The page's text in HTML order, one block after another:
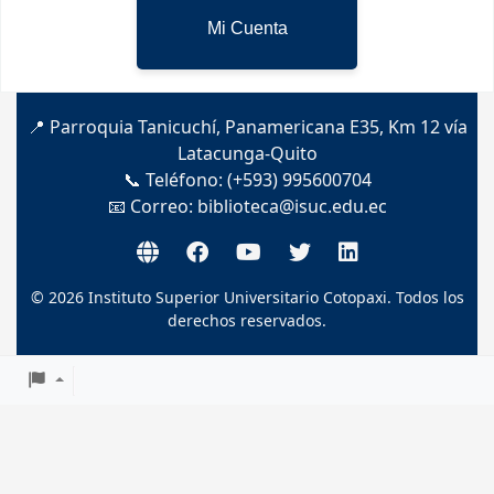
Mi Cuenta
📍 Parroquia Tanicuchí, Panamericana E35, Km 12 vía
Latacunga-Quito
📞 Teléfono: (+593) 995600704
📧 Correo: biblioteca@isuc.edu.ec
© 2026 Instituto Superior Universitario Cotopaxi. Todos los
derechos reservados.